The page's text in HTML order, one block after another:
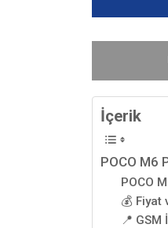
İçerik
POCO M6
POCO
💰 Fiyat
📍 GSM